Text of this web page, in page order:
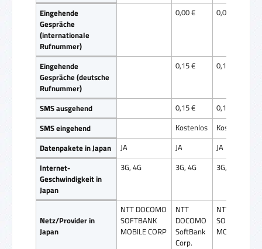
Eingehende
Gespräche
(internationale
Rufnummer)
0,00 € 0,00 €
Eingehende
Gespräche (deutsche
Rufnummer)
0,15 € 0,15 €
SMS ausgehend 0,15 €
0,15 €
SMS eingehend
Kostenlos
Kostenlos
Datenpakete in Japan
JA JA
JA
Internet-
Geschwindigkeit in
Japan
3G, 4G 3G, 4G 3G, 4G
Netz/Provider in
Japan
NTT DOCOMO
SOFTBANK
MOBILE CORP
NTT
DOCOMO
SoftBank
Corp.
NTT
SOFTBANK
MOBILE